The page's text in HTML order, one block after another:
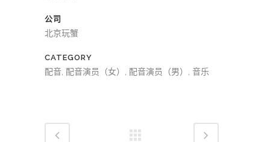
公司
北京玩蟹
CATEGORY
配音, 配音演员（女）, 配音演员（男）, 音乐